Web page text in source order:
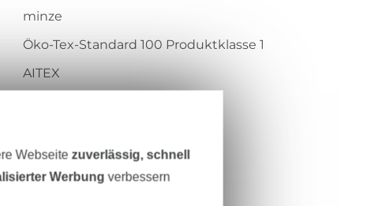
minze
Öko-Tex-Standard 100 Produktklasse 1
AITEX
Webseite zuverlässig, schnell
Werbung verbessern